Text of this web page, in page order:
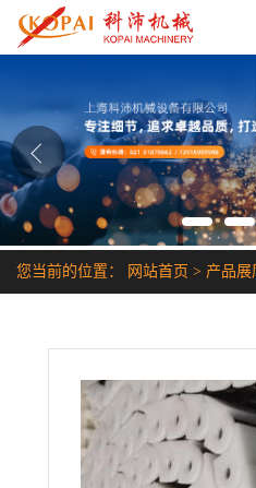
公司介绍
公司动态
产品展厅
证书荣誉
您当前的位置： 网站首页 > 产品展